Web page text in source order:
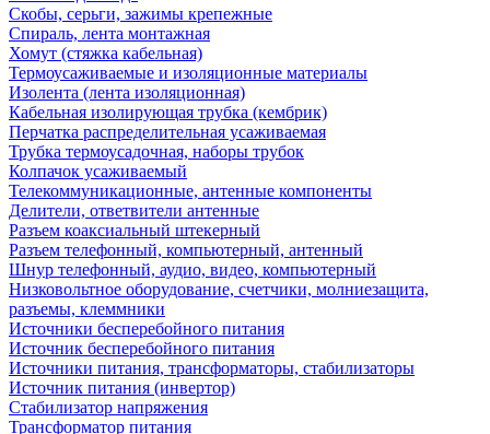
Скобы, серьги, зажимы крепежные
Спираль, лента монтажная
Хомут (стяжка кабельная)
Термоусаживаемые и изоляционные материалы
Изолента (лента изоляционная)
Кабельная изолирующая трубка (кембрик)
Перчатка распределительная усаживаемая
Трубка термоусадочная, наборы трубок
Колпачок усаживаемый
Телекоммуникационные, антенные компоненты
Делители, ответвители антенные
Разъем коаксиальный штекерный
Разъем телефонный, компьютерный, антенный
Шнур телефонный, аудио, видео, компьютерный
Низковольтное оборудование, счетчики, молниезащита,
разъемы, клеммники
Источники бесперебойного питания
Источник бесперебойного питания
Источники питания, трансформаторы, стабилизаторы
Источник питания (инвертор)
Стабилизатор напряжения
Трансформатор питания